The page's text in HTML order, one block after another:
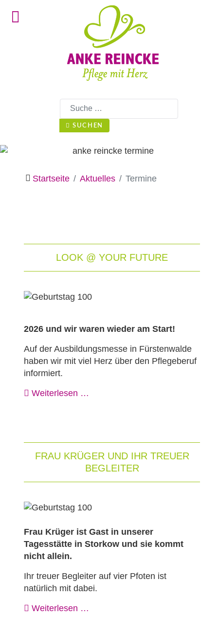
Suchen
SUCHEN
Startseite Aktuelles Termine
LOOK @ YOUR FUTURE
2026 und wir waren wieder am Start!
Auf der Ausbildungsmesse in Fürstenwalde
haben wir mit viel Herz über den Pflegeberuf
informiert.
Weiterlesen …
FRAU KRÜGER UND IHR TREUER
BEGLEITER
Frau Krüger ist Gast in unserer
Tagesstätte in Storkow und sie kommt
nicht allein.
Ihr treuer Begleiter auf vier Pfoten ist
natürlich mit dabei.
Weiterlesen …